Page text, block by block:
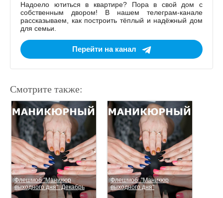
Надоело ютиться в квартире? Пора в свой дом с
собственным двором! В нашем телеграм-канале
рассказываем, как построить тёплый и надёжный дом
для семьи.
Перейти на канал
Смотрите также:
Флешмоб "Маникюр
выходного дня". Декабрь
Флешмоб. "Маникюр
выходного дня"